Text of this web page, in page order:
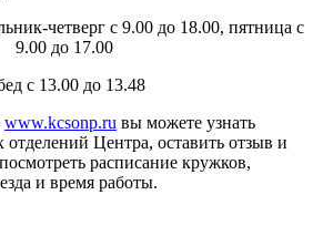
четверг с 9.00 до 18.00, пятница с
9.00 до 17.00
с 13.00 до 13.48
www.kcsonp.ru вы можете узнать
отделений Центра, оставить отзыв и
расписание кружков,
и время работы.